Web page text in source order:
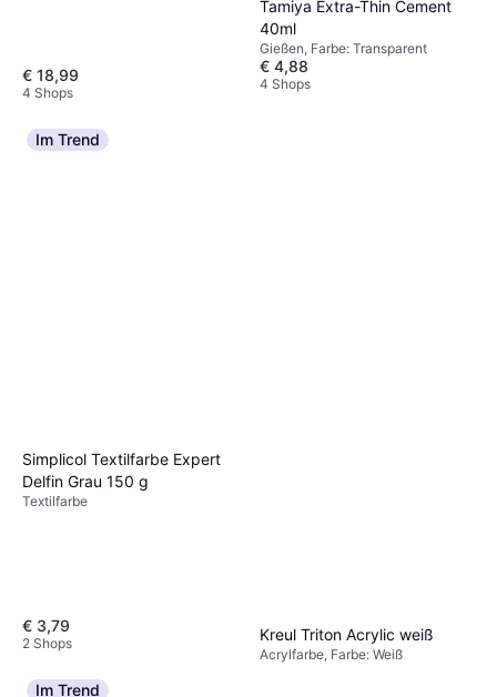
€ 18,99
4 Shops
Tamiya Extra-Thin Cement
40ml
Gießen, Farbe: Transparent
€ 4,88
4 Shops
Im Trend
Simplicol Textilfarbe Expert
Delfin Grau 150 g
Textilfarbe
€ 3,79
2 Shops Kreul Triton Acrylic weiß
Acrylfarbe, Farbe: Weiß
Im Trend